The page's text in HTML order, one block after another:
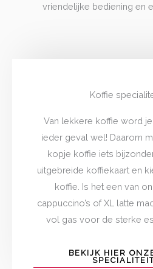
vriendelijke bediening en
Koffie
Van lekkere koffie word je
ieder geval wel! Daarom
kopje koffie iets
uitgebreide koffiekaart en
koffie. Is het een van
cappuccino’s of XL latte
vol gas voor de sterke
BEKIJK HIER